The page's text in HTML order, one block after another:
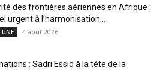
des frontières aériennes en Afrique :
urgent à l’harmonisation...
4 août 2026
: Sadri Essid à la tête de la